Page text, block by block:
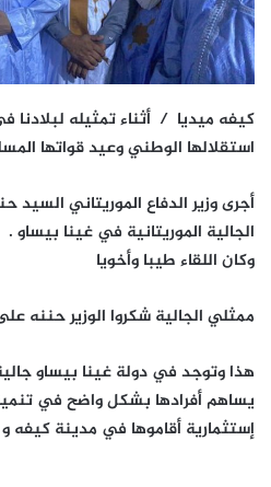
كيفه ميديا / أثناء تمثيله لبلادنا
استقلالها الوطني وعيد قواتها
أجرى وزير الدفاع الموريتاني
الجالية الموريتانية في غينا بيساو .
وكان اللقاء طيبا وأخويا
ممثلي الجالية شكروا الوزير حننه
هذا وتوجد في دولة غينا بيساو
يساهم أفرادها بشكل واضح في
إستثمارية أقاموها في مدينة كيفه